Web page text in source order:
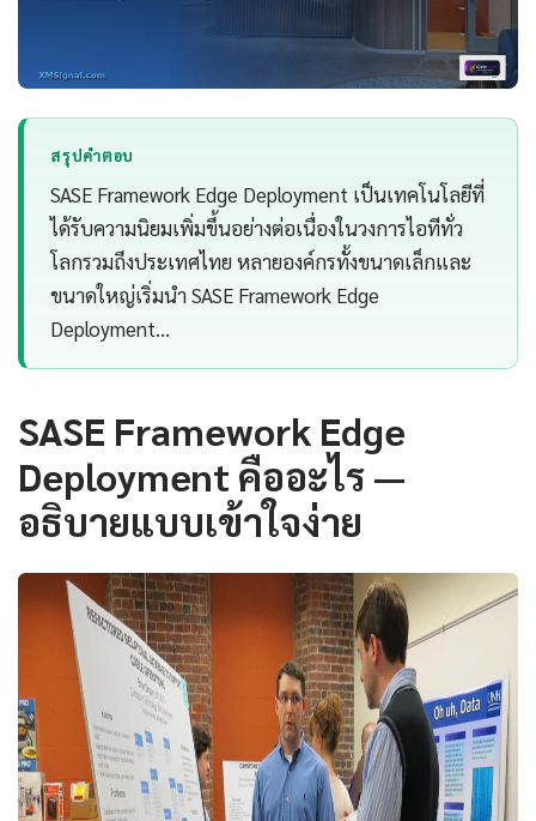
สรุปคำตอบ
SASE Framework Edge Deployment เป็นเทคโนโลยีที่
ได้รับความนิยมเพิ่มขึ้นอย่างต่อเนื่องในวงการไอทีทั่ว
โลกรวมถึงประเทศไทย หลายองค์กรทั้งขนาดเล็กและ
ขนาดใหญ่เริ่มนำ SASE Framework Edge
Deployment…
SASE Framework Edge
Deployment คืออะไร —
อธิบายแบบเข้าใจง่าย